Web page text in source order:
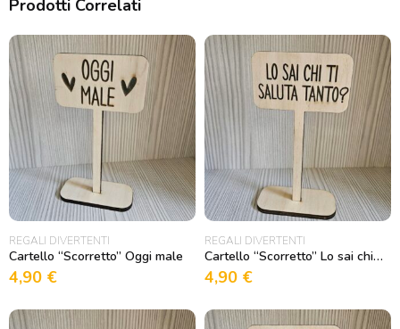
Prodotti Correlati
REGALI DIVERTENTI
Cartello “Scorretto” Oggi male
4,90 €
REGALI DIVERTENTI
Cartello “Scorretto” Lo sai chi ti saluta tanto?
4,90 €